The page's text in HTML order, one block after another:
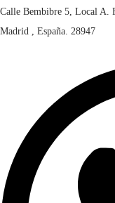
Calle Bembibre 5, Local A.
Madrid , España. 28947